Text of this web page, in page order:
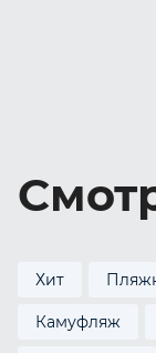
Хит
Камуфляж